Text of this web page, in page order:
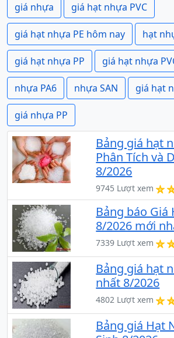
giá nhựa giá hạt nhựa PVC
giá hạt nhựa PE hôm nay hạt
giá hạt nhựa PP giá hạt nhựa
nhựa PA6 nhựa SAN giá hạt
giá nhựa PP
Bảng giá hạt
Phân Tích và
8/2026
9745 Lượt xem
Bảng báo Giá
8/2026 mới
7339 Lượt xem
Bảng giá hạt
nhất 8/2026
4802 Lượt xem
Bảng giá Hạt